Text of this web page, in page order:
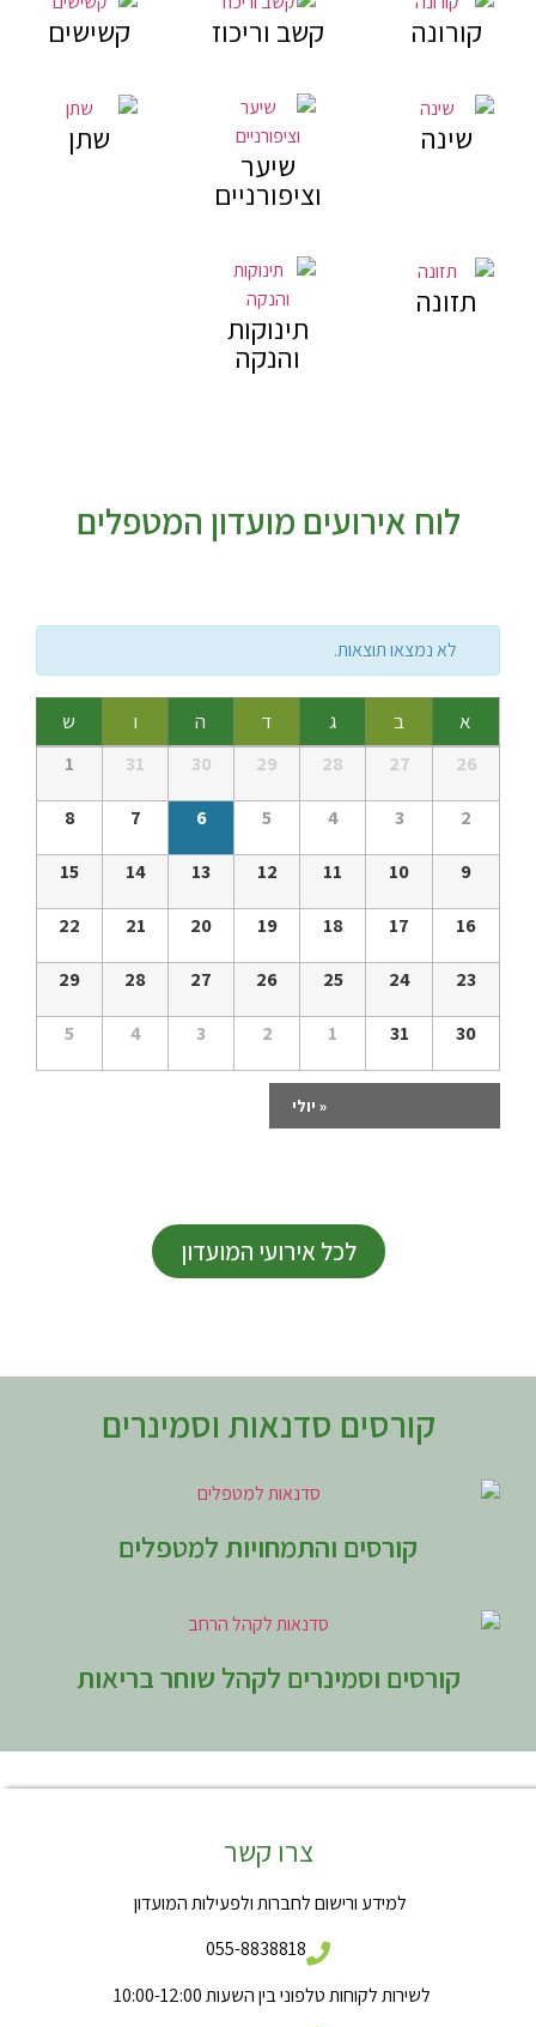
קורונה קשב וריכוז קשישים
שינה
שיער
וציפורניים
שתן
תזונה
תינוקות
והנקה
לוח אירועים מועדון המטפלים
לא נמצאו תוצאות.
Calendar
of
אירועים
Calendar
אירועים
א ב ג ד ה ו ש
26
27
28
29
30
31
1
2
3
4
5
6
7
8
9
10
11
12
13
14
15
16
17
18
19
20
21
22
23
24
25
26
27
28
29
30
31
1
2
3
4
5
« יולי
לכל אירועי המועדון
קורסים סדנאות וסמינרים
קורסים והתמחויות למטפלים
קורסים וסמינרים לקהל שוחר בריאות
צרו קשר
למידע ורישום לחברות ולפעילות המועדון
055-8838818
לשירות לקוחות טלפוני בין השעות 10:00-12:00
כלל הלקוחות
למטפלים בלבד